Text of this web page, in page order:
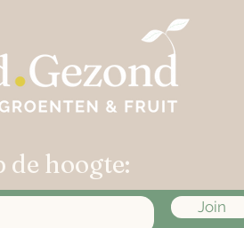
de hoogte:
Join